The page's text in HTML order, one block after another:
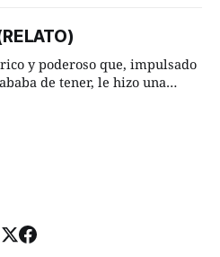
Cierta noche,
caminaba él hacía su mísera
y poderoso que, impulsado
de tener, le hizo una
amor según tú? Su